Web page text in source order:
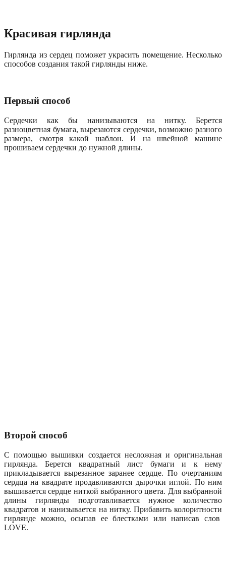
Красивая гирлянда
Гирлянда из сердец поможет украсить помещение. Несколько
способов создания такой гирлянды ниже.
Первый способ
Сердечки как бы нанизываются на нитку. Берется
разноцветная бумага, вырезаются сердечки, возможно разного
размера, смотря какой шаблон. И на швейной машине
прошиваем сердечки до нужной длины.
Второй способ
С помощью вышивки создается несложная и оригинальная
гирлянда. Берется квадратный лист бумаги и к нему
прикладывается вырезанное заранее сердце. По очертаниям
сердца на квадрате продавливаются дырочки иглой. По ним
вышивается сердце ниткой выбранного цвета. Для выбранной
длины гирлянды подготавливается нужное количество
квадратов и нанизывается на нитку. Прибавить колоритности
гирлянде можно, осыпав ее блестками или написав слов
LOVE.